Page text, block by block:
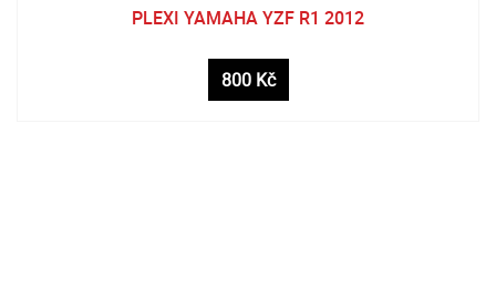
PLEXI YAMAHA YZF R1 2012
800 Kč